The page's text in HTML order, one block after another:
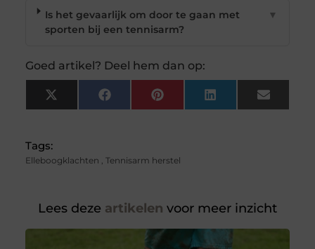
Is het gevaarlijk om door te gaan met
sporten bij een tennisarm?
▼
Goed artikel? Deel hem dan op:
X
(Twitter)
FacebookPinterest LinkedIn Email
Tags:
Elleboogklachten , Tennisarm herstel
Lees deze artikelen voor meer inzicht